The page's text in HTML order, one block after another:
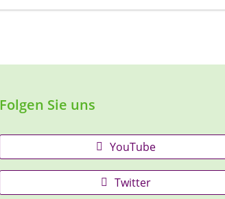
Folgen Sie uns
YouTube
Twitter